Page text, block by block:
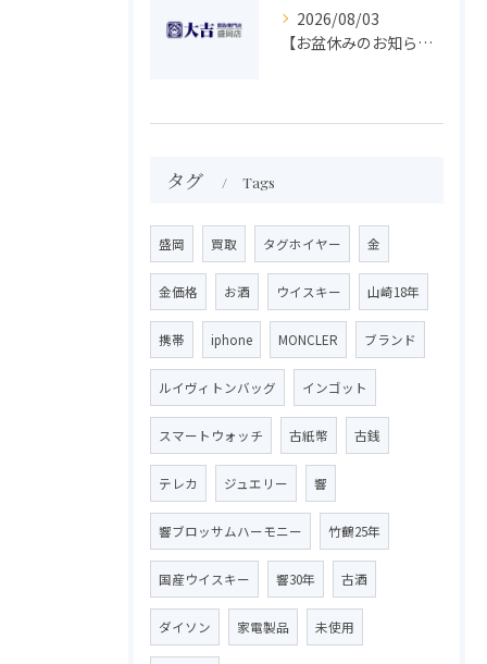
2026/08/03
【お盆休みのお知らせ】買取専門 大吉 盛岡店
タグ Tags
盛岡 買取 タグホイヤー 金
金価格 お酒 ウイスキー 山崎18年
携帯 iphone MONCLER ブランド
ルイヴィトンバッグ インゴット
スマートウォッチ 古紙幣 古銭
テレカ ジュエリー 響
響ブロッサムハーモニー 竹鶴25年
国産ウイスキー 響30年 古酒
ダイソン 家電製品 未使用